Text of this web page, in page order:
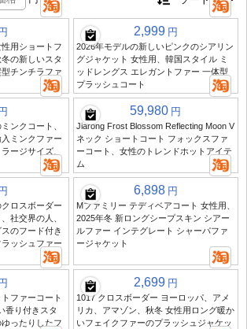
円
用ショートフ
の新しいスタ
チンチラファ
2,999 円
2026年モデルの新しいピンクのシアリン
グジャケット 女性用、韓国スタイル ミ
ッドレングス エレガントファー 一体型
プラッシュコート
円
ンクコート、
ミンクファー
ージサイズ、
59,980 円
Jiarong Frost Blossom Reflecting Moon V
ネック ショートコート フォックスファ
ーコート、女性のトレンドホットアイテ
ム
円
ロスボーダー
社交界の人、
のフード付き
ッシュファー
6,898 円
Mファミリー テディベアコート 女性用、
2025年冬 新ロングシープスキン シアー
ルファー インテグレート シャーパファ
ージャケット
円
ファーコート
香り付きスタ
ったりしたフ
2,699 円
1017 クロスボーダー ヨーロッパ、アメ
リカ、アマゾン、秋冬 女性用ロング暖か
いフェイクファーのプラッシュジャケッ